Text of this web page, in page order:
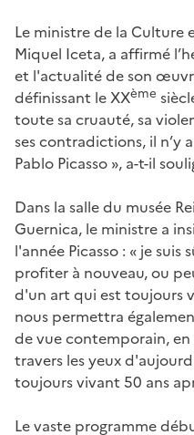
Le ministre de la Culture
Miquel Iceta, a affirmé
et l'actualité de son
définissant le XXème
toute sa cruauté, sa
ses contradictions, il n’y
Pablo Picasso », a-t-il
Dans la salle du musée
Guernica, le ministre a
l'année Picasso : « je
profiter à nouveau, ou
d'un art qui est toujours
nous permettra
de vue contemporain,
travers les yeux
toujours vivant 50 ans
Le vaste programme